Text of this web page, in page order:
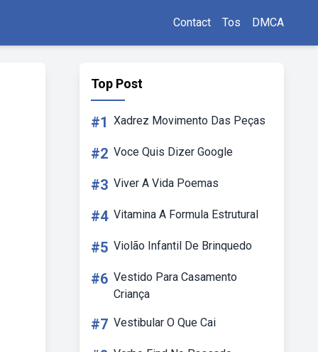
Contact Tos DMCA
Top Post
#1 Xadrez Movimento Das Peças
#2 Voce Quis Dizer Google
#3 Viver A Vida Poemas
#4 Vitamina A Formula Estrutural
#5 Violão Infantil De Brinquedo
#6 Vestido Para Casamento
Criança
#7 Vestibular O Que Cai